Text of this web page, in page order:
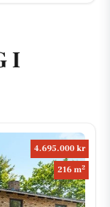
I
4.695.000 kr
216 m2